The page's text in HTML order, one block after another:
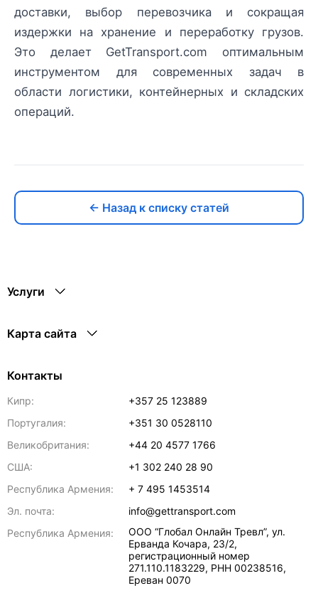
доставки, выбор перевозчика и сокращая
издержки на хранение и переработку грузов.
Это делает GetTransport.com оптимальным
инструментом для современных задач в
области логистики, контейнерных и складских
операций.
← Назад к списку статей
Услуги
Карта сайта
Контакты
Кипр:
+357 25 123889
Португалия:
+351 30 0528110
Великобритания:
+44 20 4577 1766
США:
+1 302 240 28 90
Республика Армения:
+ 7 495 1453514
Эл. почта:
info@gettransport.com
Республика Армения:
ООО “Глобал Онлайн Тревл”, ул.
Ерванда Кочара, 23/2,
регистрационный номер
271.110.1183229, РНН 00238516,
Ереван 0070